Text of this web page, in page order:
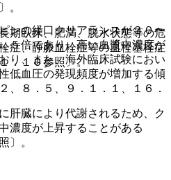
ンの経口クリアランスが３０〜
５倍であり、高い血漿中濃度が
り、また、海外臨床試験におい
低血圧の発現頻度が増加する傾
、８．５、９．１．１、１６．
。
期臥床、肥満、脱水状態等の危
症、静脈血栓症等の血栓塞栓症
．１０参照〕。
肝臓により代謝されるため、ク
濃度が上昇することがある
〕。